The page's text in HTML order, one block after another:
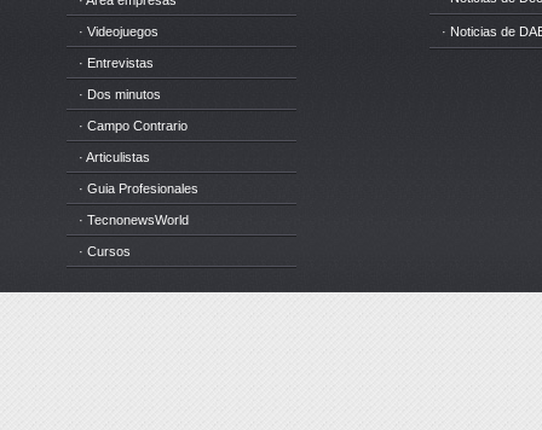
· Videojuegos
· Entrevistas
· Dos minutos
· Campo Contrario
· Articulistas
· Guia Profesionales
· TecnonewsWorld
· Cursos
· Noticias de